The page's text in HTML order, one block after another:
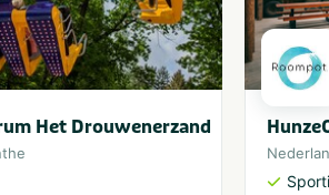
Waterrecreatie
Het Drouwenerzand